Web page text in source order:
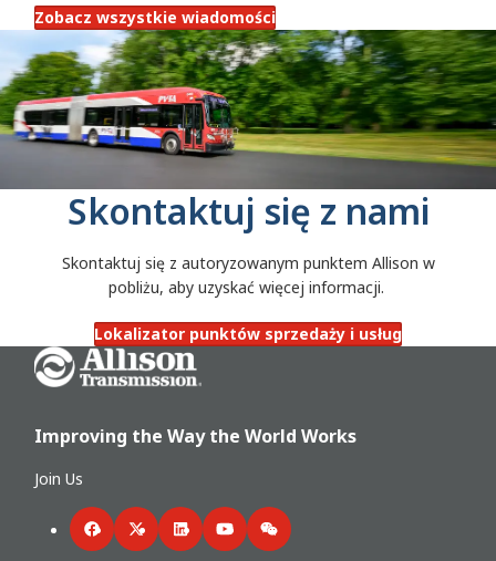
Zobacz wszystkie wiadomości
Skontaktuj się z nami
Skontaktuj się z autoryzowanym punktem Allison w
pobliżu, aby uzyskać więcej informacji.
Lokalizator punktów sprzedaży i usług
Go Home
Improving the Way the World Works
Join Us
FacebookTwitterLinkedInYouTubeWeChat